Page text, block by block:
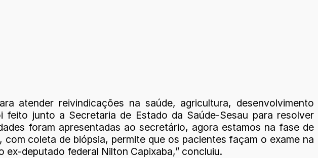
atender reivindicações na saúde, agricultura, desenvolvimento
junto a Secretaria de Estado da Saúde-Sesau para resolver
foram apresentadas ao secretário, agora estamos na fase de
coleta de biópsia, permite que os pacientes façam o exame na
ex-deputado federal Nilton Capixaba,” concluiu.